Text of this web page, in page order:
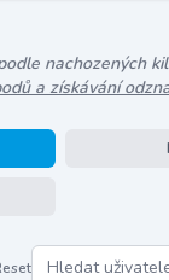
nachozených
a získávání